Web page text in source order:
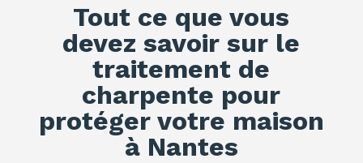
Tout ce que vous
devez savoir sur le
traitement de
charpente pour
protéger votre maison
à Nantes